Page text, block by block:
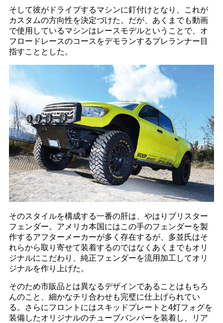
そして彼がドライブするマシンに釘付けとなり、これが
カスタムの方向性を決定づけた。だが、あくまでも動画
で使用しているマシンはレースモデルということで、オ
フロードレースのコースをデモランするプレランナー目
指すこととした。
そのスタイルを構成する一番の肝は、やはりブリスター
フェンダー。アメリカ本国にはこの手のフェンダーを製
作するアフターメーカーが多く存在するが、多並氏はそ
れらから取り寄せて装着するのではなくあくまでもオリ
ジナルにこだわり、純正フェンダーを流用加工してオリ
ジナルを作り上げた。
そのため市販品とは異なるデザインであることはもちろ
んのこと、細かなチリ合わせも完璧に仕上げられてい
る。さらにフロントにはスキッドプレートと4灯フォグを
装備したオリジナルのチューブバンパーを装着し、リア